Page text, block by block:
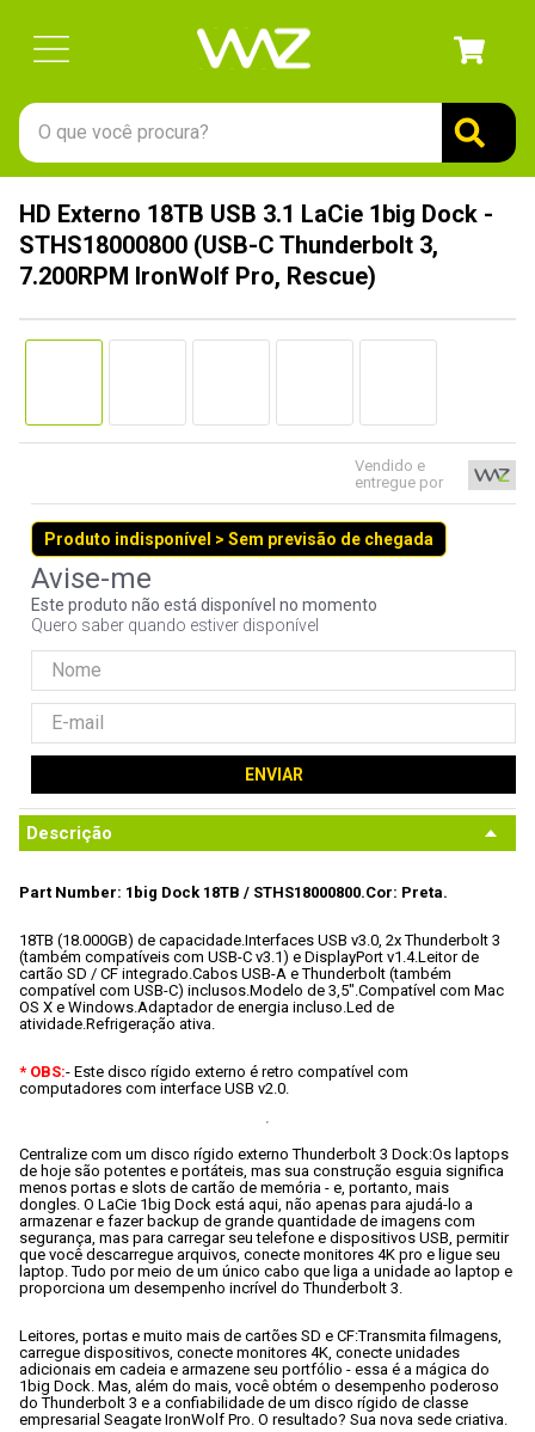
O que você procura?
HD Externo 18TB USB 3.1 LaCie 1big Dock -
STHS18000800 (USB-C Thunderbolt 3,
7.200RPM IronWolf Pro, Rescue)
Vendido e
entregue por
Produto indisponível > Sem previsão de chegada
Este produto não está disponível no momento
Quero saber quando estiver disponível
ENVIAR
Descrição
Part Number: 1big Dock 18TB / STHS18000800.Cor: Preta.
18TB (18.000GB) de capacidade.Interfaces USB v3.0, 2x Thunderbolt 3
(também compatíveis com USB-C v3.1) e DisplayPort v1.4.Leitor de
cartão SD / CF integrado.Cabos USB-A e Thunderbolt (também
compatível com USB-C) inclusos.Modelo de 3,5".Compatível com Mac
OS X e Windows.Adaptador de energia incluso.Led de
atividade.Refrigeração ativa.
* OBS:- Este disco rígido externo é retro compatível com
computadores com interface USB v2.0.
Centralize com um disco rígido externo Thunderbolt 3 Dock:Os laptops
de hoje são potentes e portáteis, mas sua construção esguia significa
menos portas e slots de cartão de memória - e, portanto, mais
dongles. O LaCie 1big Dock está aqui, não apenas para ajudá-lo a
armazenar e fazer backup de grande quantidade de imagens com
segurança, mas para carregar seu telefone e dispositivos USB, permitir
que você descarregue arquivos, conecte monitores 4K pro e ligue seu
laptop. Tudo por meio de um único cabo que liga a unidade ao laptop e
proporciona um desempenho incrível do Thunderbolt 3.
Leitores, portas e muito mais de cartões SD e CF:Transmita filmagens,
carregue dispositivos, conecte monitores 4K, conecte unidades
adicionais em cadeia e armazene seu portfólio - essa é a mágica do
1big Dock. Mas, além do mais, você obtém o desempenho poderoso
do Thunderbolt 3 e a confiabilidade de um disco rígido de classe
empresarial Seagate IronWolf Pro. O resultado? Sua nova sede criativa.
1º
gabinete
2º
keychron
8º
controle
9º
noctua
10º fractal